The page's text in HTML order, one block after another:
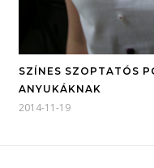
SZÍNES SZOPTATÓS
ANYUKÁKNAK
2014-11-19